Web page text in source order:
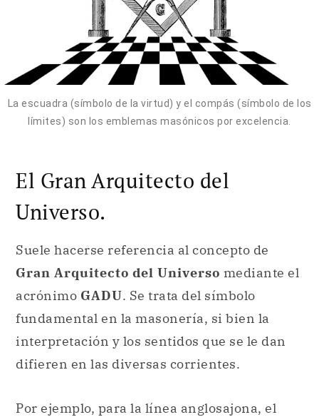
La escuadra (símbolo de la virtud) y el compás (símbolo de los
límites) son los emblemas masónicos por excelencia.
El Gran Arquitecto del
Universo.
Suele hacerse referencia al concepto de
Gran Arquitecto del Universo mediante el
acrónimo GADU. Se trata del símbolo
fundamental en la masonería, si bien la
interpretación y los sentidos que se le dan
difieren en las diversas corrientes.
Por ejemplo, para la línea anglosajona, el